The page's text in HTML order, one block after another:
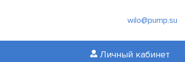
wilo@pump.su
Личный кабинет